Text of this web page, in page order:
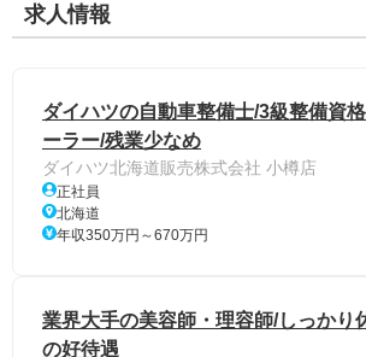
求人情報
ダイハツの自動車整備士/3級整備資
ーラー/残業少なめ
ダイハツ北海道販売株式会社 小樽店
正社員
北海道
年収350万円～670万円
業界大手の美容師・理容師/しっかり
の好待遇